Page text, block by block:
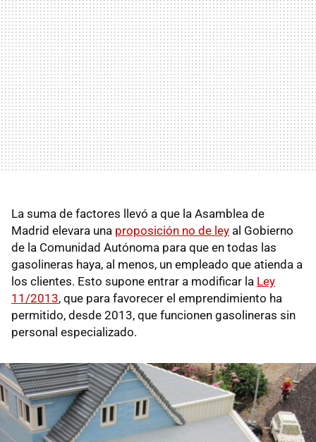
La suma de factores llevó a que la Asamblea de
Madrid elevara una proposición no de ley al Gobierno
de la Comunidad Autónoma para que en todas las
gasolineras haya, al menos, un empleado que atienda a
los clientes. Esto supone entrar a modificar la Ley
11/2013, que para favorecer el emprendimiento ha
permitido, desde 2013, que funcionen gasolineras sin
personal especializado.